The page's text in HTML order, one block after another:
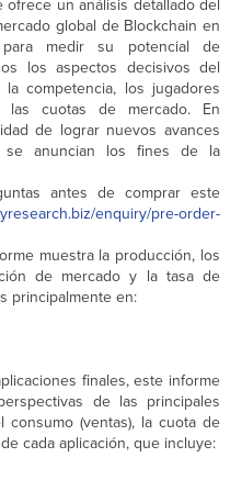
ofrece un análisis detallado del
global de Blockchain en
medir su potencial de
los aspectos decisivos del
competencia, los jugadores
cuotas de mercado. En
de lograr nuevos avances
se anuncian los fines de la
antes de comprar este
enquiry/pre-order-
muestra la producción, los
de mercado y la tasa de
principalmente en:
finales, este informe
de las principales
(ventas), la cuota de
cada aplicación, que incluye: